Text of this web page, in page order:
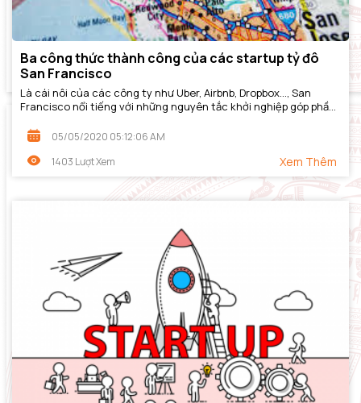
Ba công thức thành công của các startup tỷ đô
San Francisco
Là cái nôi của các công ty như Uber, Airbnb, Dropbox…, San
Francisco nổi tiếng với những nguyên tắc khởi nghiệp góp phần
05/05/2020 05:12:06 AM
1403 Lượt Xem
Xem Thêm